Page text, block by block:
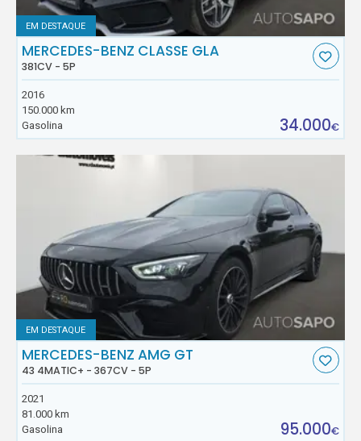
EM DESTAQUE
MERCEDES-BENZ CLASSE GLA
381CV - 5P
2016
150.000 km
Gasolina
34.000€
EM DESTAQUE
MERCEDES-BENZ AMG GT
43 4MATIC+ - 367CV - 5P
2021
81.000 km
Gasolina
95.000€